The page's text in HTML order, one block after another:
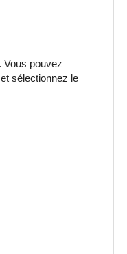
Vous pouvez
sélectionnez le